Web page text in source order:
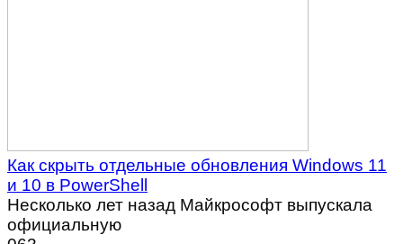
Как скрыть отдельные обновления Windows 11
и 10 в PowerShell
Несколько лет назад Майкрософт выпускала
официальную